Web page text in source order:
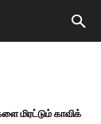
மிரட்டும் காவிக்